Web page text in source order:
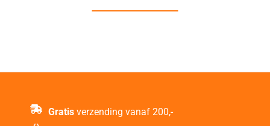
Gratis verzending vanaf 200,-